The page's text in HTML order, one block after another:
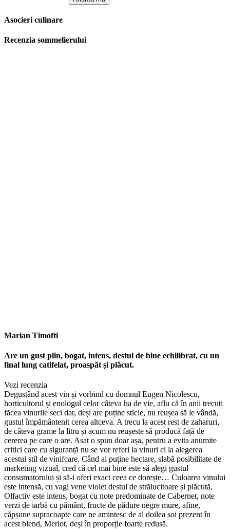
Asocieri culinare
Recenzia sommelierului
Marian Timofti
Are un gust plin, bogat, intens, destul de bine echilibrat, cu un
final lung catifelat, proaspăt și plăcut.
Vezi recenzia
Degustând acest vin și vorbind cu domnul Eugen Nicolescu,
horticultorul și enologul celor câteva ha de vie, aflu că în anii trecuți
făcea vinurile seci dar, deși are puține sticle, nu reușea să le vândă,
gustul împământenit cerea altceva. A trecu la acest rest de zaharuri,
de câteva grame la litru și acum nu reușeste să producă față de
cererea pe care o are. Asat o spun doar așa, pentru a evita anumite
critici care cu siguranță nu se vor referi la vinuri ci la alegerea
acestui stil de vinifcare. Când ai puține hectare, slabă posibilitate de
marketing vizual, cred că cel mai bine este să alegi gustul
consumatorului și să-i oferi exact ceea ce dorește… Culoarea vinului
este intensă, cu vagi vene violet destul de strălucitoare și plăcută,
Olfactiv este intens, bogat cu note predominate de Cabernet, note
verzi de iarbă cu pământ, fructe de pădure negre mure, afine,
căpșune supracoapte care ne amintesc de al doilea soi prezent în
acest blend, Merlot, deși în proporție foarte redusă.